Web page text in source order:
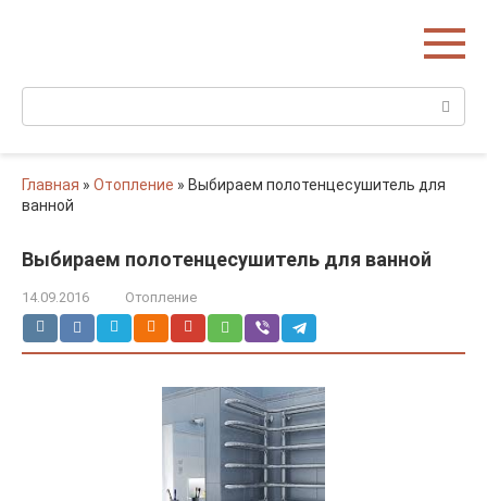
Поиск:
Главная » Отопление » Выбираем полотенцесушитель для
ванной
Выбираем полотенцесушитель для ванной
14.09.2016 Отопление